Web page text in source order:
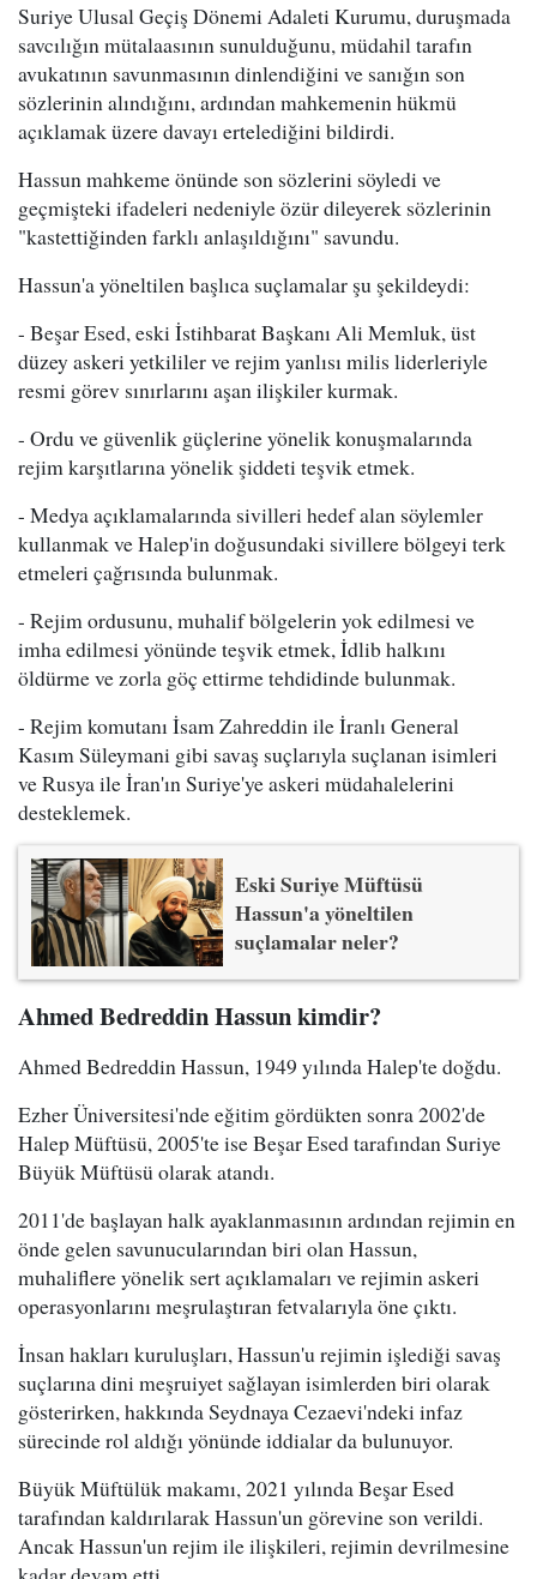
Suriye Ulusal Geçiş Dönemi Adaleti Kurumu, duruşmada
savcılığın mütalaasının sunulduğunu, müdahil tarafın
avukatının savunmasının dinlendiğini ve sanığın son
sözlerinin alındığını, ardından mahkemenin hükmü
açıklamak üzere davayı ertelediğini bildirdi.
Hassun mahkeme önünde son sözlerini söyledi ve
geçmişteki ifadeleri nedeniyle özür dileyerek sözlerinin
"kastettiğinden farklı anlaşıldığını" savundu.
Hassun'a yöneltilen başlıca suçlamalar şu şekildeydi:
- Beşar Esed, eski İstihbarat Başkanı Ali Memluk, üst
düzey askeri yetkililer ve rejim yanlısı milis liderleriyle
resmi görev sınırlarını aşan ilişkiler kurmak.
- Ordu ve güvenlik güçlerine yönelik konuşmalarında
rejim karşıtlarına yönelik şiddeti teşvik etmek.
- Medya açıklamalarında sivilleri hedef alan söylemler
kullanmak ve Halep'in doğusundaki sivillere bölgeyi terk
etmeleri çağrısında bulunmak.
- Rejim ordusunu, muhalif bölgelerin yok edilmesi ve
imha edilmesi yönünde teşvik etmek, İdlib halkını
öldürme ve zorla göç ettirme tehdidinde bulunmak.
- Rejim komutanı İsam Zahreddin ile İranlı General
Kasım Süleymani gibi savaş suçlarıyla suçlanan isimleri
ve Rusya ile İran'ın Suriye'ye askeri müdahalelerini
desteklemek.
Eski Suriye Müftüsü
Hassun'a yöneltilen
suçlamalar neler?
Ahmed Bedreddin Hassun kimdir?
Ahmed Bedreddin Hassun, 1949 yılında Halep'te doğdu.
Ezher Üniversitesi'nde eğitim gördükten sonra 2002'de
Halep Müftüsü, 2005'te ise Beşar Esed tarafından Suriye
Büyük Müftüsü olarak atandı.
2011'de başlayan halk ayaklanmasının ardından rejimin en
önde gelen savunucularından biri olan Hassun,
muhaliflere yönelik sert açıklamaları ve rejimin askeri
operasyonlarını meşrulaştıran fetvalarıyla öne çıktı.
İnsan hakları kuruluşları, Hassun'u rejimin işlediği savaş
suçlarına dini meşruiyet sağlayan isimlerden biri olarak
gösterirken, hakkında Seydnaya Cezaevi'ndeki infaz
sürecinde rol aldığı yönünde iddialar da bulunuyor.
Büyük Müftülük makamı, 2021 yılında Beşar Esed
tarafından kaldırılarak Hassun'un görevine son verildi.
Ancak Hassun'un rejim ile ilişkileri, rejimin devrilmesine